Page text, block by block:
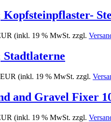
Kopfsteinpflaster-
(inkl. 19 % MwSt. zzgl.
Stadtlaterne
(inkl. 19 % MwSt. zzgl.
and Gravel Fixer
(inkl. 19 % MwSt. zzgl.